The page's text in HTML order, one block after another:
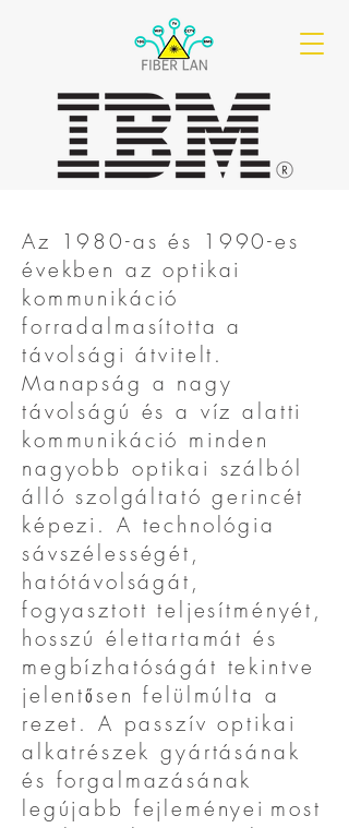
Az 1980-as és 1990-es
években az optikai
kommunikáció
forradalmasította a
távolsági átvitelt.
Manapság a nagy
távolságú és a víz alatti
kommunikáció minden
nagyobb optikai szálból
álló szolgáltató gerincét
képezi. A technológia
sávszélességét,
hatótávolságát,
fogyasztott teljesítményét,
hosszú élettartamát és
megbízhatóságát tekintve
jelentősen felülmúlta a
rezet. A passzív optikai
alkatrészek gyártásának
és forgalmazásának
legújabb fejleményei most